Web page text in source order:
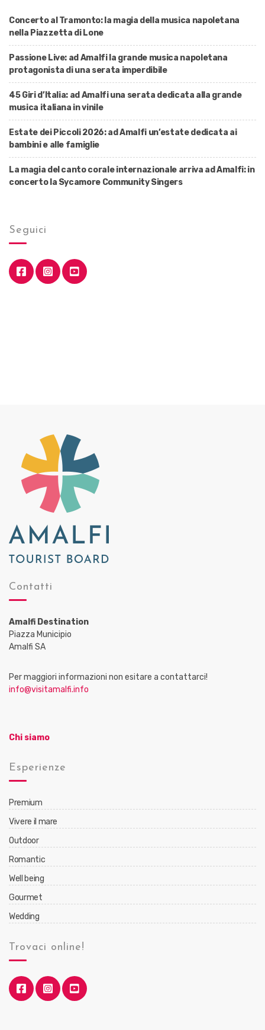
Concerto al Tramonto: la magia della musica napoletana
nella Piazzetta di Lone
Passione Live: ad Amalfi la grande musica napoletana
protagonista di una serata imperdibile
45 Giri d’Italia: ad Amalfi una serata dedicata alla grande
musica italiana in vinile
Estate dei Piccoli 2026: ad Amalfi un’estate dedicata ai
bambini e alle famiglie
La magia del canto corale internazionale arriva ad Amalfi: in
concerto la Sycamore Community Singers
Seguici
Contatti
Amalfi Destination
Piazza Municipio
Amalfi SA
Per maggiori informazioni non esitare a contattarci!
info@visitamalfi.info
Chi siamo
Esperienze
Premium
Vivere il mare
Outdoor
Romantic
Well being
Gourmet
Wedding
Trovaci online!